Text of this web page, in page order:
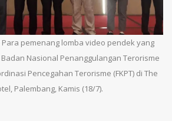
Para pemenang lomba video pendek yang
Nasional Penanggulangan Terorisme
Pencegahan Terorisme (FKPT) di The
Palembang, Kamis (18/7).